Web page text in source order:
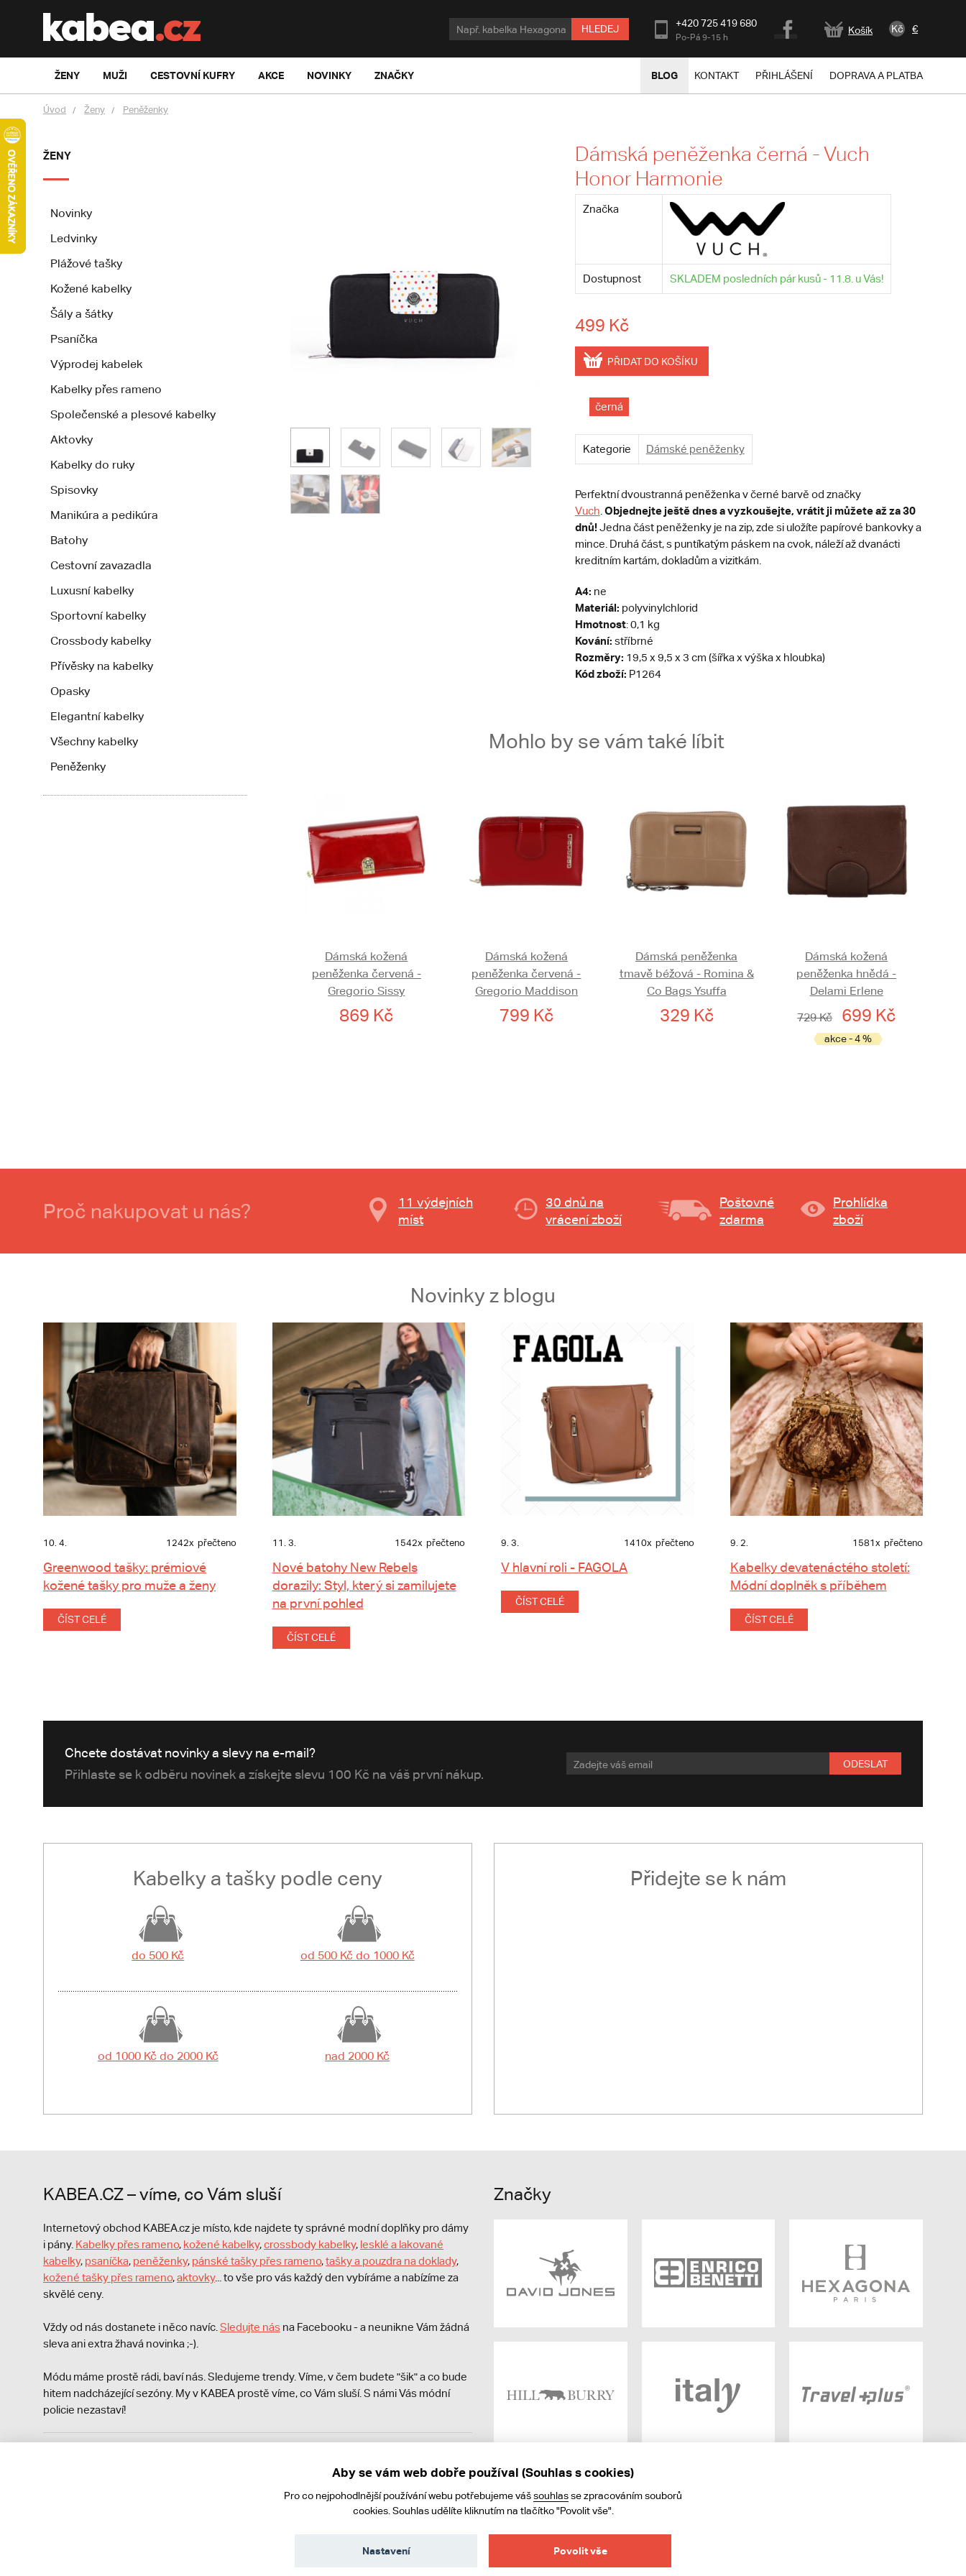
HLEDEJ +420 725 419 680
Po-Pá 9-15 h
Košík Kč €
ŽENY MUŽI CESTOVNÍ KUFRY AKCE NOVINKY ZNAČKY BLOG KONTAKT PŘIHLÁŠENÍ DOPRAVA A PLATBA
Úvod Ženy Peněženky
ŽENY
Novinky
Ledvinky
Plážové tašky
Kožené kabelky
Šály a šátky
Psaníčka
Výprodej kabelek
Kabelky přes rameno
Společenské a plesové kabelky
Aktovky
Kabelky do ruky
Spisovky
Manikúra a pedikúra
Batohy
Cestovní zavazadla
Luxusní kabelky
Sportovní kabelky
Crossbody kabelky
Přívěsky na kabelky
Opasky
Elegantní kabelky
Všechny kabelky
Peněženky
Dámská peněženka černá - Vuch
Honor Harmonie
Značka
Dostupnost SKLADEM posledních pár kusů - 11.8. u Vás!
499 Kč
PŘIDAT DO KOŠÍKU
černá
Kategorie Dámské peněženky
Perfektní dvoustranná peněženka v černé barvě od značky
Vuch Objednejte ještě dnes a vyzkoušejte, vrátit ji můžete až za 30
dnů!Jedna část peněženky je na zip, zde si uložíte papírové bankovky a
mince. Druhá část, s puntíkatým páskem na cvok, náleží až dvanácti
kreditním kartám, dokladům a vizitkám.
A4: ne
Materiál: polyvinylchlorid
Hmotnost: 0,1 kg
Kování: stříbrné
Rozměry: 19,5 x 9,5 x 3 cm (šířka x výška x hloubka)
Kód zboží: P1264
Mohlo by se vám také líbit
Dámská kožená
peněženka červená -
Gregorio Sissy
869 Kč
Dámská kožená
peněženka červená -
Gregorio Maddison
799 Kč
Dámská peněženka
tmavě béžová - Romina &
Co Bags Ysuffa
329 Kč
Dámská kožená
peněženka hnědá -
Delami Erlene
729 Kč
699 Kč
akce - 4 %
Proč nakupovat u nás?
11 výdejních
míst
30 dnů na
vrácení zboží
Poštovné
zdarma
Prohlídka
zboží
Novinky z blogu
10. 4. 1242x přečteno
Greenwood tašky: prémiové
kožené tašky pro muže a ženy
ČÍST CELÉ
11. 3. 1542x přečteno
Nové batohy New Rebels
dorazily: Styl, který si zamilujete
na první pohled
ČÍST CELÉ
9. 3. 1410x přečteno
V hlavní roli - FAGOLA
ČÍST CELÉ
9. 2. 1581x přečteno
Kabelky devatenáctého století:
Módní doplněk s příběhem
ČÍST CELÉ
Chcete dostávat novinky a slevy na e-mail?
Přihlaste se k odběru novinek a získejte slevu 100 Kč na váš první nákup.
ODESLAT
Kabelky a tašky podle ceny
do 500 Kč od 500 Kč do 1000 Kč
od 1000 Kč do 2000 Kč nad 2000 Kč
Přidejte se k nám
KABEA.CZ – víme, co Vám sluší
Internetový obchod KABEA.cz je místo, kde najdete ty správné modní doplňky pro dámy
i pány. Kabelky přes rameno, kožené kabelky,crossbody kabelky, lesklé a lakované
kabelky, psaníčka, peněženky, pánské tašky přes rameno,tašky a pouzdra na doklady,
kožené tašky přes rameno,aktovky... to vše pro vás každý den vybíráme a nabízíme za
skvělé ceny.
Vždy od nás dostanete i něco navíc. Sledujte nás na Facebooku - a neunikne Vám žádná
sleva ani extra žhavá novinka ;-).
Módu máme prostě rádi, baví nás. Sledujeme trendy. Víme, v čem budete "šik" a co bude
hitem nadcházející sezóny. My v KABEA prostě víme, co Vám sluší. S námi Vás módní
policie nezastaví!
Zároveň je povinen zaevidovat přijatou tržbu u správce daně online; v případě
Značky
Aby se vám web dobře používal (Souhlas s cookies)
Pro co nejpohodlnější používání webu potřebujeme vášsouhlasse zpracováním souborů
cookies. Souhlas udělíte kliknutím na tlačítko "Povolit vše".
Povolit vše
Nastavení